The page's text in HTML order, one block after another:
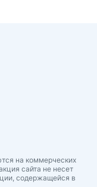
на коммерческих
сайта не несет
содержащейся в